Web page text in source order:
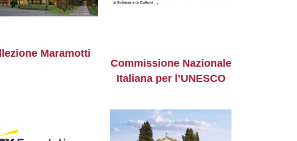
Maramotti
Commissione Nazionale
Italiana per l’UNESCO